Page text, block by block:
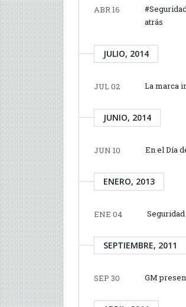
ABR 16
atrás
JULIO, 2014
JUL 02 La marca
JUNIO, 2014
JUN 10 En el Día
ENERO, 2013
ENE 04
SEPTIEMBRE, 2011
SEP 30 GM